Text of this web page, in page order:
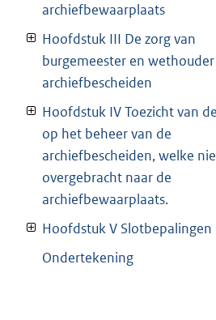
archiefbewaarplaats
Hoofdstuk III De zorg van
burgemeester en
archiefbescheiden
Hoofdstuk IV Toezicht van
op het beheer van de
archiefbescheiden, welke
overgebracht naar de
archiefbewaarplaats.
Hoofdstuk V Slotbepalingen
Ondertekening